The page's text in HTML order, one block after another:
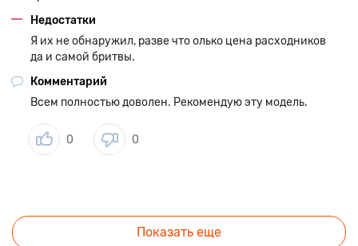
Недостатки
Я их не обнаружил, разве что олько цена расходников
да и самой бритвы.
Комментарий
Всем полностью доволен. Рекомендую эту модель.
0 0
Показать еще